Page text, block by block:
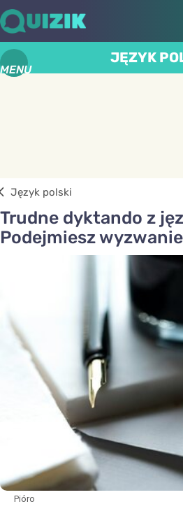
MENU
JĘZYK
Język polski
Trudne dyktando z
Podejmiesz
Pióro